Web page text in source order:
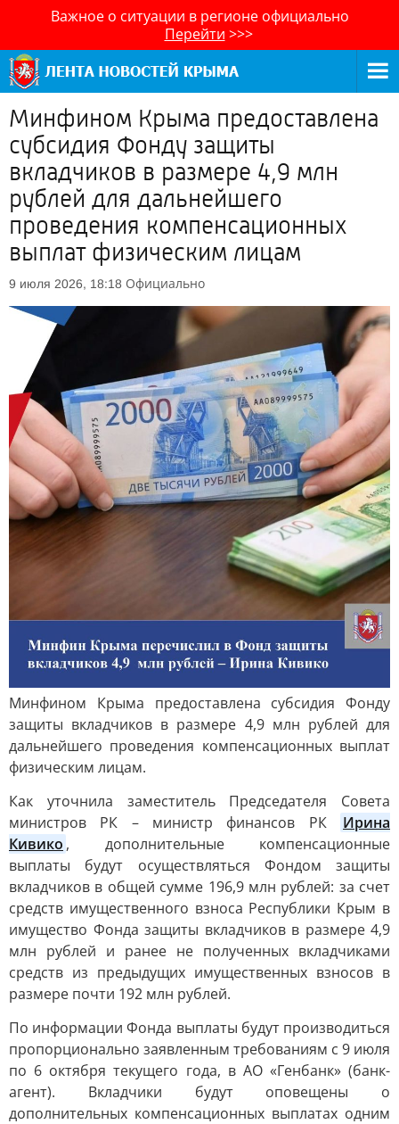
Важное о ситуации в регионе официально
Перейти >>>
Минфином Крыма предоставлена
субсидия Фонду защиты
вкладчиков в размере 4,9 млн
рублей для дальнейшего
проведения компенсационных
выплат физическим лицам
9 июля 2026, 18:18 Официально
Минфином Крыма предоставлена субсидия Фонду
защиты вкладчиков в размере 4,9 млн рублей для
дальнейшего проведения компенсационных выплат
физическим лицам.
Как уточнила заместитель Председателя Совета
министров РК – министр финансов РК
Ирина
Кивико , дополнительные компенсационные
выплаты будут осуществляться Фондом защиты
вкладчиков в общей сумме 196,9 млн рублей: за счет
средств имущественного взноса Республики Крым в
имущество Фонда защиты вкладчиков в размере 4,9
млн рублей и ранее не полученных вкладчиками
средств из предыдущих имущественных взносов в
размере почти 192 млн рублей.
По информации Фонда выплаты будут производиться
пропорционально заявленным требованиям с 9 июля
по 6 октября текущего года, в АО «Генбанк» (банк-
агент). Вкладчики будут оповещены о
дополнительных компенсационных выплатах одним